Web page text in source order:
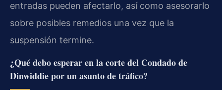
entradas pueden afectarlo, así como asesorarlo
sobre posibles remedios una vez que la
suspensión termine.
¿Qué debo esperar en la corte del Condado de
Dinwiddie por un asunto de tráfico?